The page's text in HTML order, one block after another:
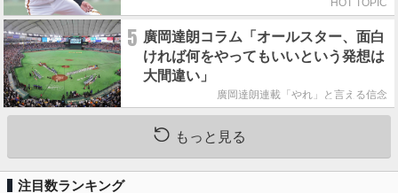
5 廣岡達朗コラム「オールスター、面白
ければ何をやってもいいという発想は
大間違い」
廣岡達朗連載「やれ」と言える信念
もっと見る
注目数ランキング